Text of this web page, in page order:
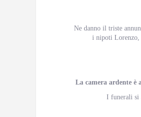
Ne danno il triste
i nipoti Lorenzo,
La camera ardente è
I funerali si